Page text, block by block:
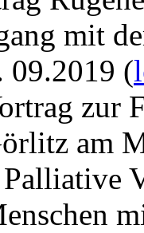
mit
09.2019 (
zur
am